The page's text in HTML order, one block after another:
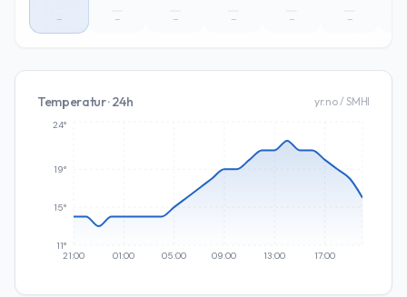
– – – – – –
Temperatur · 24h yr.no / SMHI
21:00 01:00 05:00 09:00 13:00 17:00
11°
15°
19°
24°